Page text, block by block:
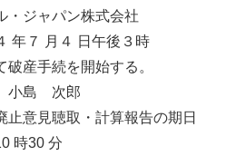
ジャパン株式会社
７ 月４ 日午後３時
産手続を開始する。
小島 次郎
止意見聴取・計算報告の期日
時30 分